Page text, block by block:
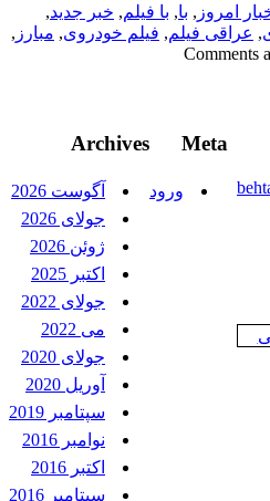
امروز, با ,با فیلم,خبر جدید,
,عراقی فیلم,فیلم خودروی,مبارز ,
Comments
Archives
آگوست 2026
جولای 2026
ژوئن 2026
اکتبر 2025
جولای 2022
می 2022
جولای 2020
آوریل 2020
سپتامبر 2019
نوامبر 2016
اکتبر 2016
سپتامبر 2016
Meta
ورود